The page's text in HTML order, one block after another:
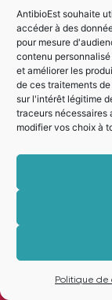
AntibioEst souhaite
accéder à des
pour mesure
contenu
et améliorer les
de ces traitements
sur l'intérêt légitime
traceurs nécessaires
modifier vos choix à
Politique de
CAS CLINIQUE
l’antibiothérapie
anonymes mais
fins
Santé publique
la prévention au
Corse ARS
Liens
Je